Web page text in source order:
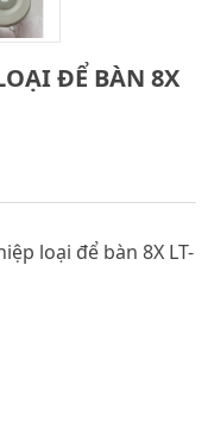
ĐỂ BÀN 8X
loại để bàn 8X LT-